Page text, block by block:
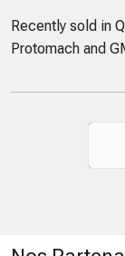
Recently sold in
Protomach and